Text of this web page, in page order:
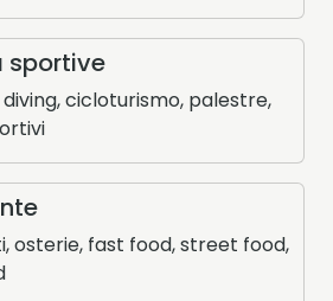
diving, cicloturismo, palestre,
osterie, fast food, street food,